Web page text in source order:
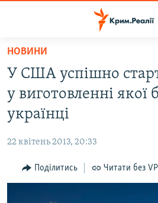
Перейти
основного
матеріалу
Перейти
до
основної
Перейти
до
ВОДА.КРИМ
ВІДЕО ТА ФОТО
БЛОГИ
ПОГЛЯД
НОВИНИ
У США успішно
у виготовленні якої
українці
22 квітень 2013, 20:33
Поділитись Читати без